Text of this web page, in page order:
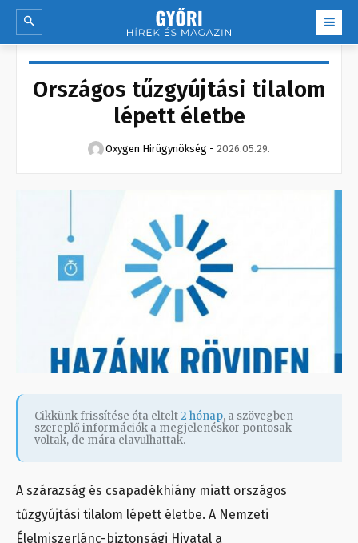
Országos tűzgyújtási tilalom
lépett életbe
Oxygen Hirügynökség - 2026.05.29.
Cikkünk frissítése óta eltelt2 hónap, a szövegben
szereplő információk a megjelenéskor pontosak
voltak, de mára elavulhattak.
A szárazság és csapadékhiány miatt országos
tűzgyújtási tilalom lépett életbe. A Nemzeti
Élelmiszerlánc-biztonsági Hivatal a